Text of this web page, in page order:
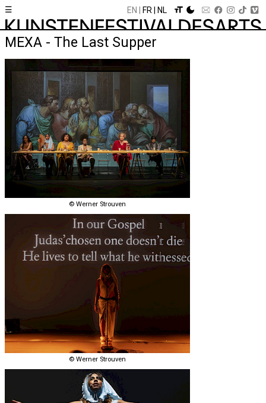
☰ EN FR NL
MEXA - The Last Supper
© Werner Strouven
© Werner Strouven